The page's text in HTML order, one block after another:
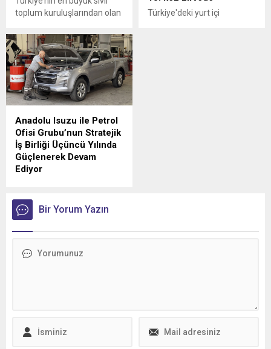
toplum kuruluşlarından olan
Konfederasyonu
(TÜRKONFED) ile akaryakıt
sektörünün hızlı büyüyen
markalarından Kadoil
arasında özel bir iş birliğine
imza atıldı.
Türkiye'deki yurt içi
Anadolu Isuzu ile Petrol
Ofisi Grubu’nun Stratejik
İş Birliği Üçüncü Yılında
Güçlenerek Devam
Ediyor
ticari araçlara madeni yağ
tedarikini kapsayan stratejik
iş birliği üçüncü yılına girdi.
Bir Yorum Yazın